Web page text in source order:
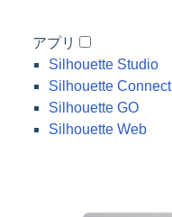
アプリ
Silhouette Studio
Silhouette Connect
Silhouette GO
Silhouette Web